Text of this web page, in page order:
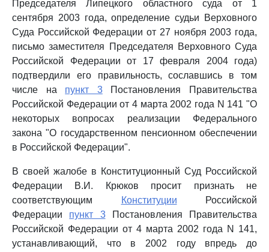
Председателя Липецкого областного суда от 1
сентября 2003 года, определение судьи Верховного
Суда Российской Федерации от 27 ноября 2003 года,
письмо заместителя Председателя Верховного Суда
Российской Федерации от 17 февраля 2004 года)
подтвердили его правильность, сославшись в том
числе на пункт 3Постановления Правительства
Российской Федерации от 4 марта 2002 года N 141 "О
некоторых вопросах реализации Федерального
закона "О государственном пенсионном обеспечении
в Российской Федерации".
В своей жалобе в Конституционный Суд Российской
Федерации В.И. Крюков просит признать не
соответствующим
Конституции Российской
Федерации пункт 3Постановления Правительства
Российской Федерации от 4 марта 2002 года N 141,
устанавливающий, что в 2002 году впредь до